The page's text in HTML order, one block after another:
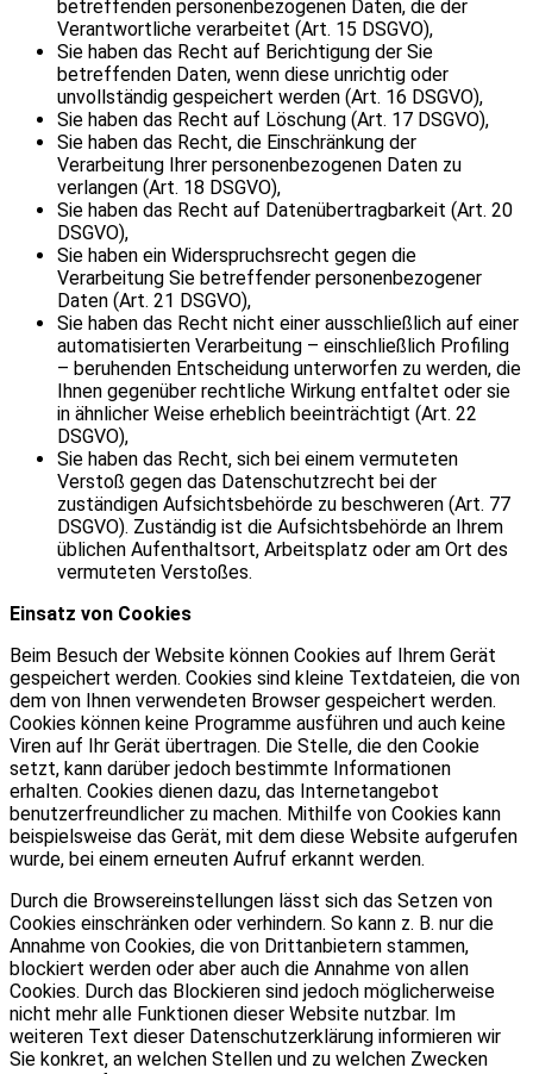
betreffenden personenbezogenen Daten, die der
Verantwortliche verarbeitet (Art. 15 DSGVO),
Sie haben das Recht auf Berichtigung der Sie
betreffenden Daten, wenn diese unrichtig oder
unvollständig gespeichert werden (Art. 16 DSGVO),
Sie haben das Recht auf Löschung (Art. 17 DSGVO),
Sie haben das Recht, die Einschränkung der
Verarbeitung Ihrer personenbezogenen Daten zu
verlangen (Art. 18 DSGVO),
Sie haben das Recht auf Datenübertragbarkeit (Art. 20
DSGVO),
Sie haben ein Widerspruchsrecht gegen die
Verarbeitung Sie betreffender personenbezogener
Daten (Art. 21 DSGVO),
Sie haben das Recht nicht einer ausschließlich auf einer
automatisierten Verarbeitung – einschließlich Profiling
– beruhenden Entscheidung unterworfen zu werden, die
Ihnen gegenüber rechtliche Wirkung entfaltet oder sie
in ähnlicher Weise erheblich beeinträchtigt (Art. 22
DSGVO),
Sie haben das Recht, sich bei einem vermuteten
Verstoß gegen das Datenschutzrecht bei der
zuständigen Aufsichtsbehörde zu beschweren (Art. 77
DSGVO). Zuständig ist die Aufsichtsbehörde an Ihrem
üblichen Aufenthaltsort, Arbeitsplatz oder am Ort des
vermuteten Verstoßes.
Einsatz von Cookies
Beim Besuch der Website können Cookies auf Ihrem Gerät
gespeichert werden. Cookies sind kleine Textdateien, die von
dem von Ihnen verwendeten Browser gespeichert werden.
Cookies können keine Programme ausführen und auch keine
Viren auf Ihr Gerät übertragen. Die Stelle, die den Cookie
setzt, kann darüber jedoch bestimmte Informationen
erhalten. Cookies dienen dazu, das Internetangebot
benutzerfreundlicher zu machen. Mithilfe von Cookies kann
beispielsweise das Gerät, mit dem diese Website aufgerufen
wurde, bei einem erneuten Aufruf erkannt werden.
Durch die Browsereinstellungen lässt sich das Setzen von
Cookies einschränken oder verhindern. So kann z. B. nur die
Annahme von Cookies, die von Drittanbietern stammen,
blockiert werden oder aber auch die Annahme von allen
Cookies. Durch das Blockieren sind jedoch möglicherweise
nicht mehr alle Funktionen dieser Website nutzbar. Im
weiteren Text dieser Datenschutzerklärung informieren wir
Sie konkret, an welchen Stellen und zu welchen Zwecken